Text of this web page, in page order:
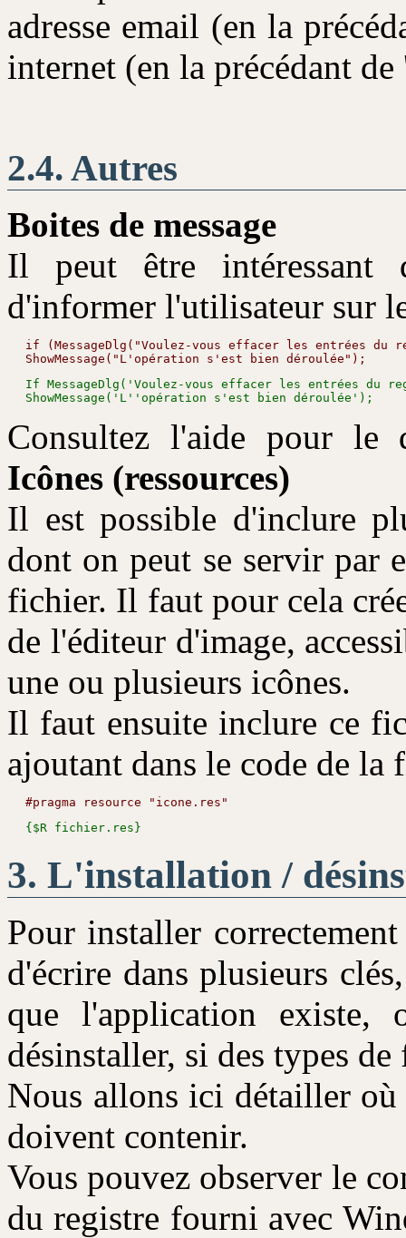
adresse email (en la
internet (en la précédant
Autres
Boites de message
Il peut être intéressant
d'informer l'utilisateur sur
if (MessageDlg("Voulez-vous effacer les entrées du
If MessageDlg('Voulez-vous effacer les entrées du
Consultez l'aide pour le
Icônes (ressources)
Il est possible d'inclure
dont on peut se servir par
fichier. Il faut pour cela
de l'éditeur d'image,
une ou plusieurs icônes.
Il faut ensuite inclure ce
ajoutant dans le code de la
L'installation /
Pour installer
d'écrire dans plusieurs
que l'application existe,
désinstaller, si des types
Nous allons ici détailler où
doivent contenir.
Vous pouvez observer le
du registre fourni avec